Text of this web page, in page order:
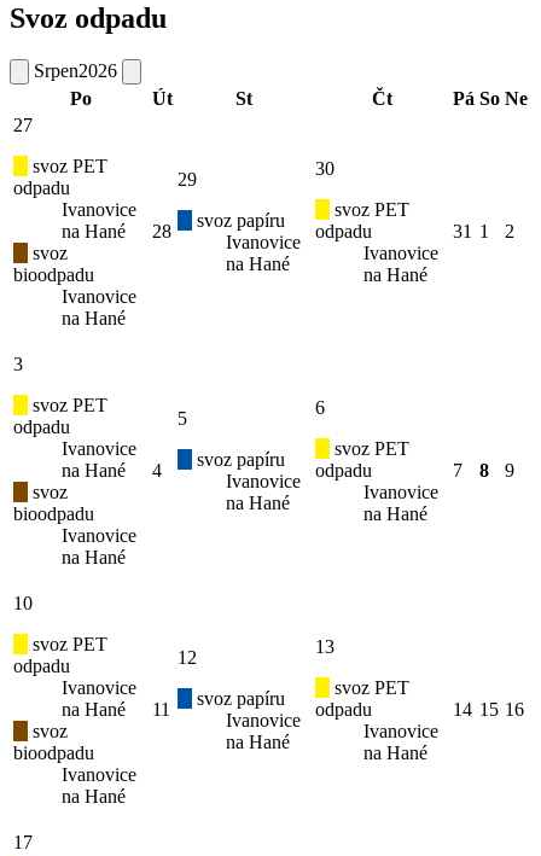
Svoz odpadu
Srpen2026
Po
Út St Čt Pá So Ne
27
svoz PET
odpadu
Ivanovice
na Hané
svoz
bioodpadu
Ivanovice
na Hané
28
29
svoz papíru
Ivanovice
na Hané
30
svoz PET
odpadu
Ivanovice
na Hané
31 1 2
3
svoz PET
odpadu
Ivanovice
na Hané
svoz
bioodpadu
Ivanovice
na Hané
4
5
svoz papíru
Ivanovice
na Hané
6
svoz PET
odpadu
Ivanovice
na Hané
7 8 9
10
svoz PET
odpadu
Ivanovice
na Hané
svoz
bioodpadu
Ivanovice
na Hané
11
12
svoz papíru
Ivanovice
na Hané
13
svoz PET
odpadu
Ivanovice
na Hané
14 15 16
17